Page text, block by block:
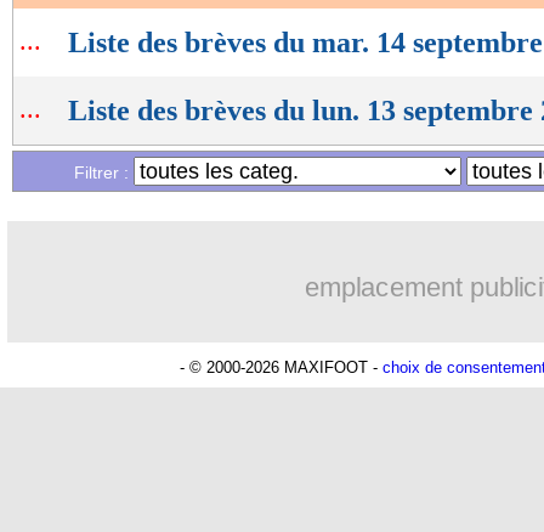
... Liste des brèves du mar. 14
... Liste des brèves du lun. 13 septembre
Filtrer :
emplacement
- © 2000-2026 MAXIFOOT - choix de